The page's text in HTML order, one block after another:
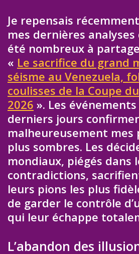
Je repensais
mes dernières analyses
été nombreux à
« Le sacrifice du grand
séisme au Venezuela,
coulisses de la Coupe
2026 ». Les événements
derniers jours
malheureusement mes
plus sombres. Les
mondiaux, piégés dans
contradictions,
leurs pions les plus
de garder le contrôle
qui leur échappe
L’abandon des